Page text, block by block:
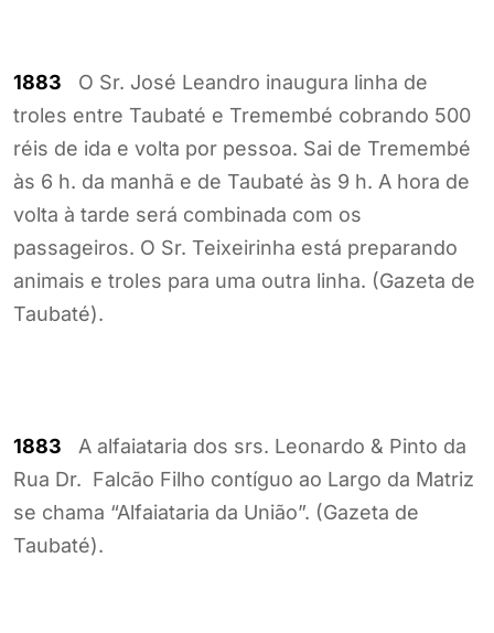
1883 O Sr. José Leandro inaugura linha de
troles entre Taubaté e Tremembé cobrando 500
réis de ida e volta por pessoa. Sai de Tremembé
às 6 h. da manhã e de Taubaté às 9 h. A hora de
volta à tarde será combinada com os
passageiros. O Sr. Teixeirinha está preparando
animais e troles para uma outra linha. (Gazeta de
Taubaté).
1883 A alfaiataria dos srs. Leonardo & Pinto da
Rua Dr. Falcão Filho contíguo ao Largo da Matriz
se chama “Alfaiataria da União”. (Gazeta de
Taubaté).